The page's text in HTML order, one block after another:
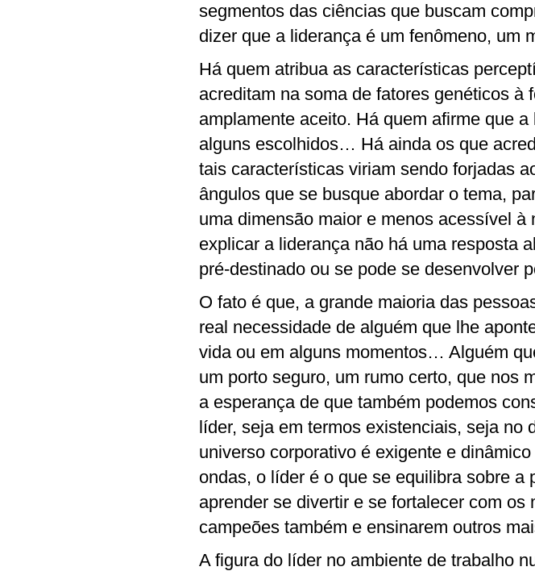
segmentos das ciências que buscam
dizer que a liderança é um fenômeno, um
Há quem atribua as características
acreditam na soma de fatores genéticos
amplamente aceito. Há quem afirme que
alguns escolhidos… Há ainda os que
tais características viriam sendo forjadas
ângulos que se busque abordar o tema,
uma dimensão maior e menos acessível
explicar a liderança não há uma resposta
pré-destinado ou se pode se desenvolver
O fato é que, a grande maioria das
real necessidade de alguém que lhe
vida ou em alguns momentos… Alguém
um porto seguro, um rumo certo, que nos
a esperança de que também podemos
líder, seja em termos existenciais, seja no
universo corporativo é exigente e
ondas, o líder é o que se equilibra sobre
aprender se divertir e se fortalecer com
campeões também e ensinarem outros
A figura do líder no ambiente de trabalho